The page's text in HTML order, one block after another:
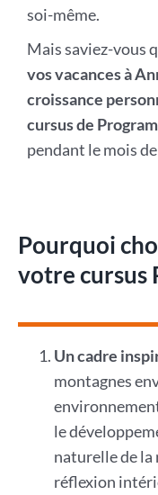
soi-même.
Mais saviez-vous
vos vacances à
croissance
cursus de
pendant le mois
Pourquoi
votre cursus
Un cadre
montagnes
le
naturelle de la
réflexion